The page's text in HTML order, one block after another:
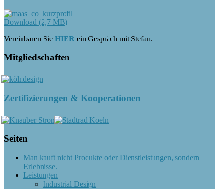
Download (2,7 MB)
Vereinbaren Sie HIER ein Gespräch mit Stefan.
Mitgliedschaften
Zertifizierungen & Kooperationen
Seiten
Man kauft nicht Produkte oder Dienstleistungen, sondern
Erlebnisse.
Leistungen
Industrial Design